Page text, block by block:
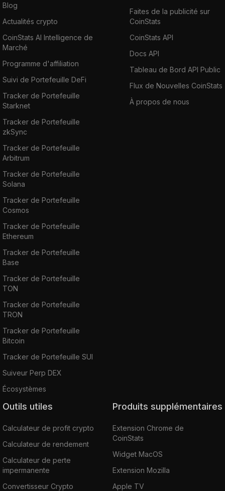
Blog
Actualités crypto
CoinStats AI Intelligence de
Marché
Programme d'affiliation
Suivi de Portefeuille DeFi
Tracker de Portefeuille
Starknet
Tracker de Portefeuille
zkSync
Tracker de Portefeuille
Arbitrum
Tracker de Portefeuille
Solana
Tracker de Portefeuille
Cosmos
Tracker de Portefeuille
Ethereum
Tracker de Portefeuille
Base
Tracker de Portefeuille
TON
Tracker de Portefeuille
TRON
Tracker de Portefeuille
Bitcoin
Tracker de Portefeuille SUI
Suiveur Perp DEX
Écosystèmes
Faites de la publicité sur
CoinStats
CoinStats API
Docs API
Tableau de Bord API Public
Flux de Nouvelles CoinStats
À propos de nous
Outils utiles
Calculateur de profit crypto
Calculateur de rendement
Calculateur de perte
impermanente
Convertisseur Crypto
Produits supplémentaires
Extension Chrome de
CoinStats
Widget MacOS
Extension Mozilla
Apple TV